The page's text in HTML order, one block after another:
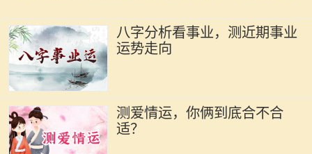
八字分析看事业，测近期事业
运势走向
测爱情运，你俩到底合不合
适？